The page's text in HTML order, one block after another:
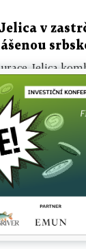
v
Jelica
jídlem.
talíře nebo
čtení